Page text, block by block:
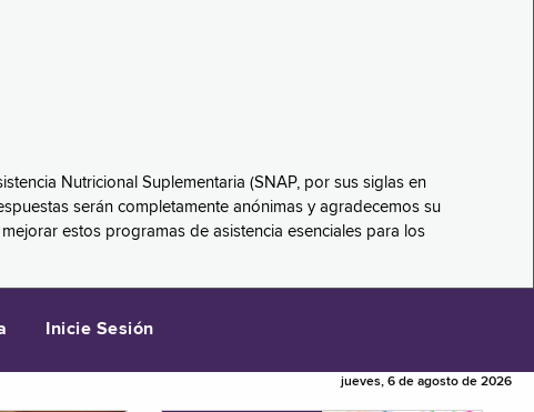
Nutricional Suplementaria (SNAP, por sus siglas en
serán completamente anónimas y agradecemos su
estos programas de asistencia esenciales para los
Inicie Sesión
jueves, 6 de agosto de 2026